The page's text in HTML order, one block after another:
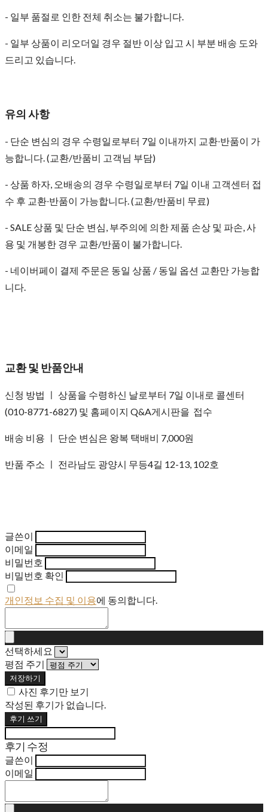
- 일부 품절로 인한 전체 취소는 불가합니다.
- 일부 상품이 리오더일 경우 절반 이상 입고 시 부분 배송 도와
드리고 있습니다.
유의 사항
- 단순 변심의 경우 수령일로부터 7일 이내까지 교환∙반품이 가
능합니다. (교환/반품비 고객님 부담)
- 상품 하자, 오배송의 경우 수령일로부터 7일 이내 고객센터 접
수 후 교환∙반품이 가능합니다. (교환/반품비 무료)
- SALE 상품 및 단순 변심, 부주의에 의한 제품 손상 및 파손, 사
용 및 개봉한 경우 교환/반품이 불가합니다.
- 네이버페이 결제 주문은 동일 상품 / 동일 옵션 교환만 가능합
니다.
교환 및 반품안내
신청 방법 ㅣ 상품을 수령하신 날로부터 7일 이내로 콜센터
(010-8771-6827) 및 홈페이지 Q&A게시판을 접수
배송 비용 ㅣ 단순 변심은 왕복 택배비 7,000원
반품 주소 ㅣ 전라남도 광양시 무등4길 12-13, 102호
글쓴이
이메일
비밀번호
비밀번호 확인
개인정보 수집 및 이용에 동의합니다.
선택하세요
평점 주기
저장하기
사진 후기만 보기
작성된 후기가 없습니다.
후기 쓰기
후기 수정
글쓴이
이메일